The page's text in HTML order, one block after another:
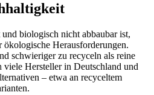
biologisch nicht abbaubar ist,
Herausforderungen.
schwieriger zu recyceln als reine
viele Hersteller in Deutschland und
– etwa an recyceltem